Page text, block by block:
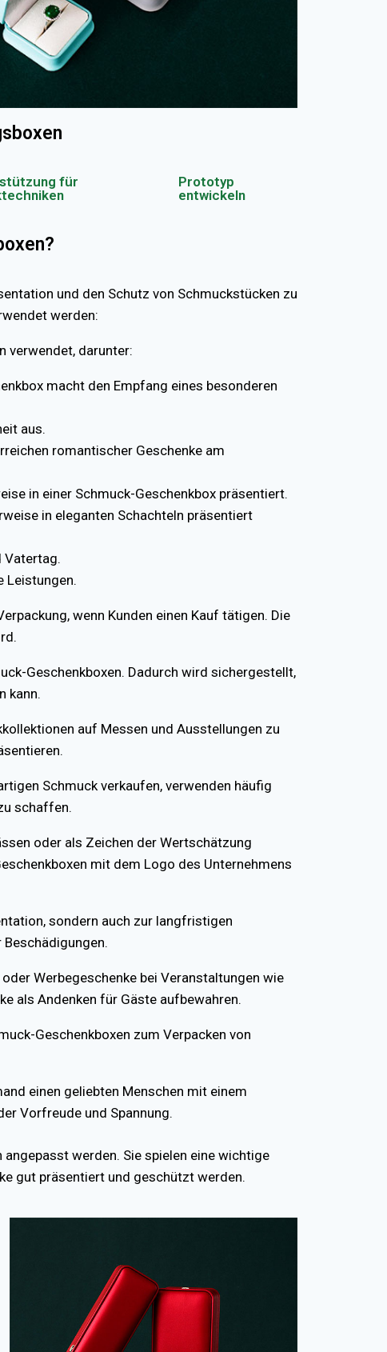
für
Prototyp
entwickeln
und den Schutz von Schmuckstücken zu
werden:
verwendet, darunter:
macht den Empfang eines besonderen
aus.
romantischer Geschenke am
in einer Schmuck-Geschenkbox präsentiert.
in eleganten Schachteln präsentiert
Vatertag.
Leistungen.
wenn Kunden einen Kauf tätigen. Die
Geschenkboxen. Dadurch wird sichergestellt,
kann.
auf Messen und Ausstellungen zu
Schmuck verkaufen, verwenden häufig
schaffen.
oder als Zeichen der Wertschätzung
mit dem Logo des Unternehmens
sondern auch zur langfristigen
Werbegeschenke bei Veranstaltungen wie
als Andenken für Gäste aufbewahren.
Geschenkboxen zum Verpacken von
einen geliebten Menschen mit einem
Vorfreude und Spannung.
werden. Sie spielen eine wichtige
gut präsentiert und geschützt werden.